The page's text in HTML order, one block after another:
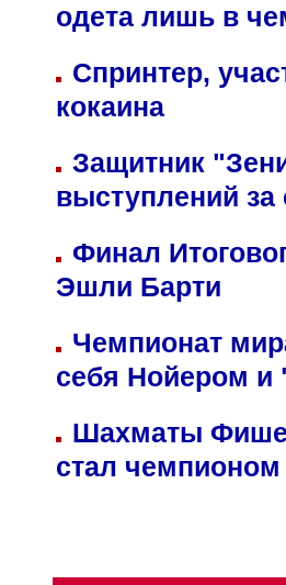
одета лишь в
Спринтер,
кокаина
Защитник
выступлений
Финал
Эшли Барти
Чемпионат
себя Нойером и
Шахматы
стал